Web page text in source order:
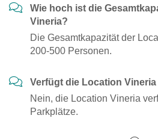
Wie hoch ist die
Vineria?
Die Gesamtkapazität der
200-500 Personen.
Verfügt die Location
Nein, die Location Vineria
Parkplätze.